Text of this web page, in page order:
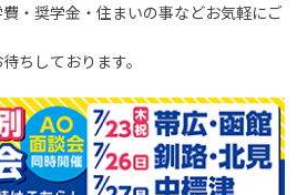
・奨学金・住まいの事などお気軽にご
ちしております。